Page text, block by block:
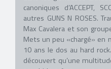
canoniques d’ACCEPT,
autres GUNS N ROSES.
Max Cavalera et son
Mets un peu «chargé» en
10 ans le dos au hard
découvert qu’une